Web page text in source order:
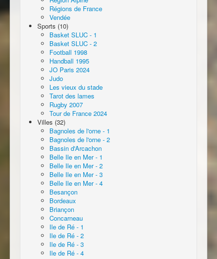
Régions de France
Vendée
Sports (10)
Basket SLUC - 1
Basket SLUC - 2
Football 1998
Handball 1995
JO Paris 2024
Judo
Les vieux du stade
Tarot des lames
Rugby 2007
Tour de France 2024
Villes (32)
Bagnoles de l'orne - 1
Bagnoles de l'orne - 2
Bassin d'Arcachon
Belle Ile en Mer - 1
Belle Ile en Mer - 2
Belle Ile en Mer - 3
Belle Ile en Mer - 4
Besançon
Bordeaux
Briançon
Concarneau
Ile de Ré - 1
Ile de Ré - 2
Ile de Ré - 3
Ile de Ré - 4